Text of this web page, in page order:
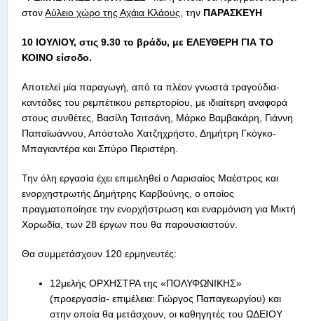
στονΑύλειο χώρο της Αχάια Κλάους , την ΠΑΡΑΣΚΕΥΗ
10 ΙΟΥΛΙΟΥ, στις 9.30 το βράδυ, με ΕΛΕΥΘΕΡΗ ΓΙΑ ΤΟ
ΚΟΙΝΟ είσοδο.
Αποτελεί μία παραγωγή, από τα πλέον γνωστά τραγούδια-
καντάδες του ρεμπέτικου ρεπερτορίου, με ιδιαίτερη αναφορά
στους συνθέτες, Βασίλη Τσιτσάνη, Μάρκο Βαμβακάρη, Γιάννη
Παπαϊωάννου, Απόστολο Χατζηχρήστο, Δημήτρη Γκόγκο-
Μπαγιαντέρα και Σπύρο Περιστέρη.
Την όλη εργασία έχει επιμεληθεί ο Λαρισαίος Μαέστρος και
ενορχηστρωτής Δημήτρης Καρβούνης, ο οποίος
πραγματοποίησε την ενορχήστρωση και εναρμόνιση για Μικτή
Χορωδία, των 28 έργων που θα παρουσιαστούν.
Θα συμμετάσχουν 120 ερμηνευτές:
12μελής ΟΡΧΗΣΤΡΑ της «ΠΟΛΥΦΩΝΙΚΗΣ»
(προεργασία- επιμέλεια: Γιώργος Παπαγεωργίου) και
στην οποία θα μετάσχουν, οι καθηγητές του ΩΔΕΙΟΥ